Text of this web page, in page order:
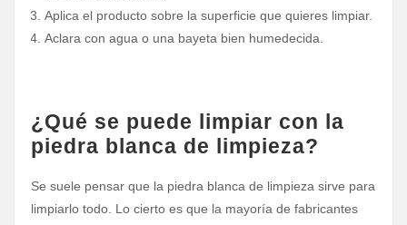
Aplica el producto sobre la superficie que quieres limpiar.
Aclara con agua o una bayeta bien humedecida.
¿Qué se puede limpiar con la
piedra blanca de limpieza?
Se suele pensar que la piedra blanca de limpieza sirve para
limpiarlo todo. Lo cierto es que la mayoría de fabricantes